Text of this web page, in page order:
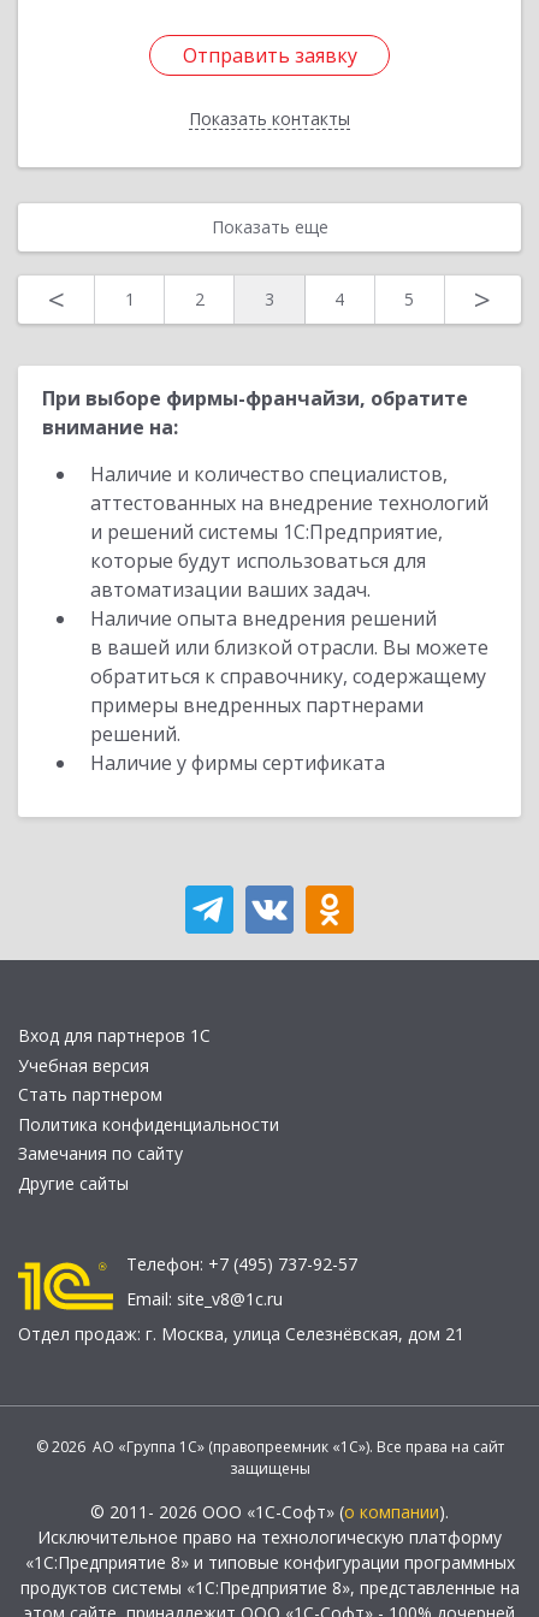
Отправить заявку
Показать контакты
Отправить заявку
Назад
Показать еще
< 1 2 3 4 5 >
При выборе фирмы-франчайзи, обратите
внимание на:
Наличие и количество специалистов,
аттестованных на внедрение технологий
и решений системы 1С:Предприятие,
которые будут использоваться для
автоматизации ваших задач.
Наличие опыта внедрения решений
в вашей или близкой отрасли. Вы можете
обратиться к справочнику, содержащему
примеры внедренных партнерами
решений.
Наличие у фирмы сертификата
Вход для партнеров 1С
Учебная версия
Стать партнером
Политика конфиденциальности
Замечания по сайту
Другие сайты
Телефон: +7 (495) 737-92-57
Email: site_v8@1c.ru
Отдел продаж: г. Москва, улица Селезнёвская, дом 21
© 2026 АО «Группа 1С» (правопреемник «1С»). Все права на сайт
защищены
© 2011- 2026 ООО «1С-Софт» (о компании).
Исключительное право на технологическую платформу
«1С:Предприятие 8» и типовые конфигурации программных
продуктов системы «1С:Предприятие 8», представленные на